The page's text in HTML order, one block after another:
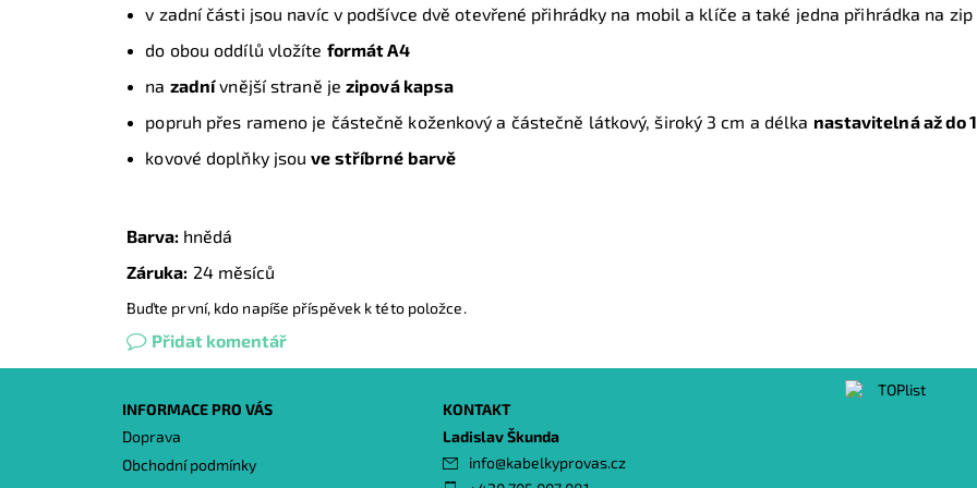
v zadní části jsou navíc v podšívce dvě otevřené přihrádky na mobil a klíče a také jedna přihrádka na zip
do obou oddílů vložíte formát A4
na zadnívnější straně jezipová kapsa
popruh přes rameno je částečně koženkový a částečně látkový, široký 3 cm a délka nastavitelná až do
kovové doplňky jsouve stříbrné barvě
Barva: hnědá
Záruka: 24 měsíců
Buďte první, kdo napíše příspěvek k této položce.
Přidat komentář
INFORMACE PRO VÁS
Doprava
Obchodní podmínky
KONTAKT
Ladislav Škunda
info@kabelkyprovas.cz